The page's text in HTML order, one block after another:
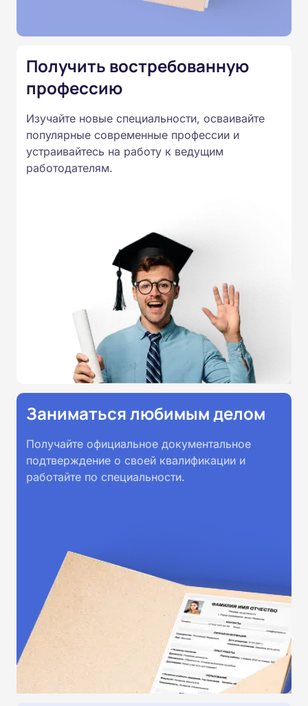
Подготовка ведется по всем
России от 14.07.2023 N 534 в
соответствии с Федеральными
образовательными стандартами
профессионального образования.
Удостоверения и дипломы о
Получить востребованную
профессию
Изучайте новые специальности, осваивайте
популярные современные профессии и
устраивайтесь на работу к ведущим
работодателям.
Заниматься любимым делом
Получайте официальное документальное
подтверждение о своей квалификации и
работайте по специальности.